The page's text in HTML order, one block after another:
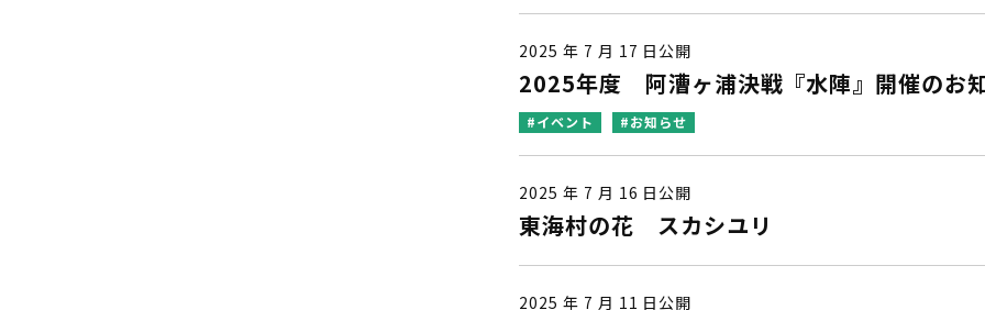
2025 年 7 月 17 日公開
2025年度 阿漕ヶ浦決戦『水陣』開催のお
#イベント #お知らせ
2025 年 7 月 16 日公開
東海村の花 スカシユリ
2025 年 7 月 11 日公開